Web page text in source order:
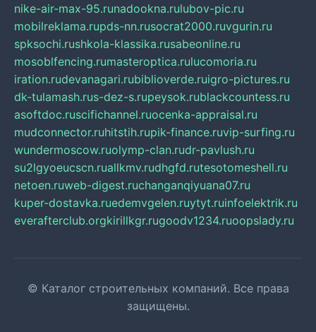
nike-air-max-95.runadookna.rulubov-pic.ru
mobilreklama.rupds-nn.rusocrat2000.ruvgurin.ru
spksochi.rushkola-klassika.rusabeonline.ru
mosoblfencing.rumasteroptica.rulucomoria.ru
iration.rudevanagari.rubiblioverde.ruigro-pictures.ru
dk-tulamash.rus-dez-s.rupeysok.rublackcountess.ru
asoftdoc.ruscifichannel.ruocenka-appraisal.ru
mudconnector.ruhitstih.rupik-finance.ruvip-surfing.ru
wundermoscow.ruolymp-clan.rudr-pavlush.ru
su2lgyoeucscn.ruallkmv.rudhgfd.rutesotomeshell.ru
netoen.ruweb-digest.ruchanganqiyuana07.ru
kuper-dostavka.ruedemvgelen.ruytyt.ruinfoelektrik.ru
everafterclub.orgkirillkgr.rugoodv1234.ruoopslady.ru
© Каталог строительных компаний. Все права
защищены.